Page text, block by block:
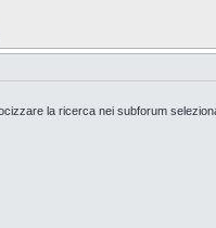
la ricerca nei subforum